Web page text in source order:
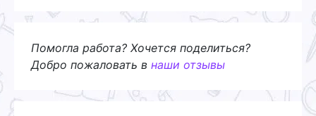
Помогла работа? Хочется поделиться?
Добро пожаловать в наши отзывы